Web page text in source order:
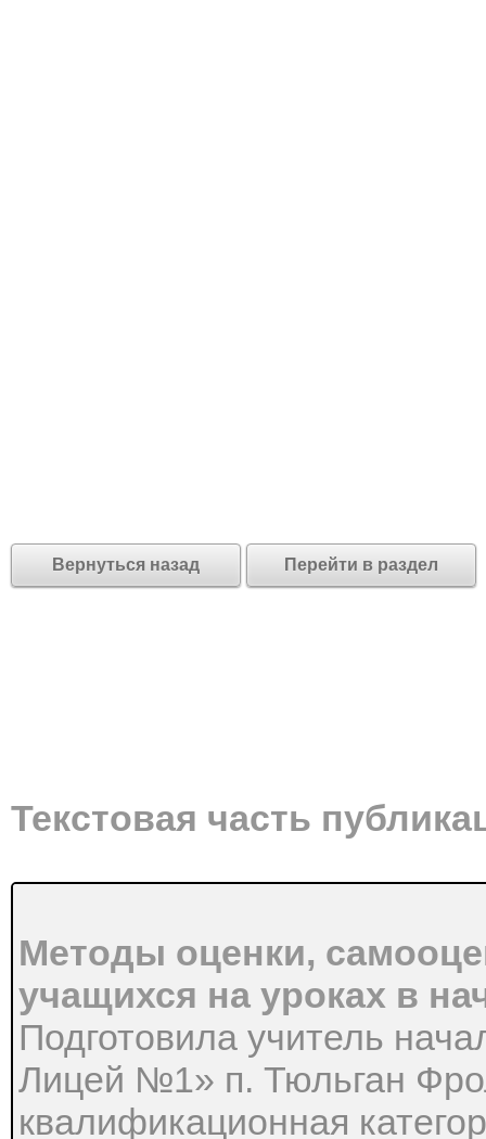
Вернуться назад Перейти в раздел
Текстовая часть
Методы оценки,
учащихся на уроках в
Подготовила учитель
Лицей №1» п. Тюльган
квалификационная